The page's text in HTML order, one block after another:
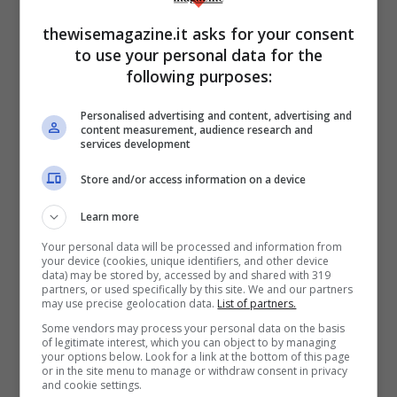
interventi. Noi sappiamo che dobbiamo
mettere in ogni gara questa intensità e
questo agonismo, ci sarà da soffrire in ogni
hanno contraddistinto i successi di questa
società». Ligi si è poi espresso sulla
trattativa che lo ha portato a giocare per il
Carpi: «
giorno, volevo assolutamente venire qui
Ovviamente il Cesena però doveva prima
sostituirmi. Ora sono felicissimo di poter
dare una mano».
Infine, da registrare le parole del tecnico
thewisemagazine.it asks for your consent
to use your personal data for the
following purposes:
Personalised advertising and content, advertising and
content measurement, audience research and
services development
Store and/or access information on a device
Learn more
Your personal data will be processed and information from
your device (cookies, unique identifiers, and other device
data) may be stored by, accessed by and shared with 319
partners, or used specifically by this site. We and our partners
may use precise geolocation data. List of partners.
Some vendors may process your personal data on the basis
of legitimate interest, which you can object to by managing
your options below. Look for a link at the bottom of this page
or in the site menu to manage or withdraw consent in privacy
and cookie settings.